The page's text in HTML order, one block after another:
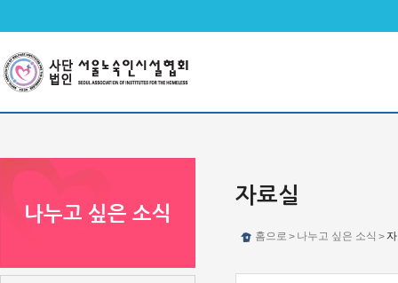
자료실
홈으로 > 나누고 싶은 소식 >
나누고 싶은 소식